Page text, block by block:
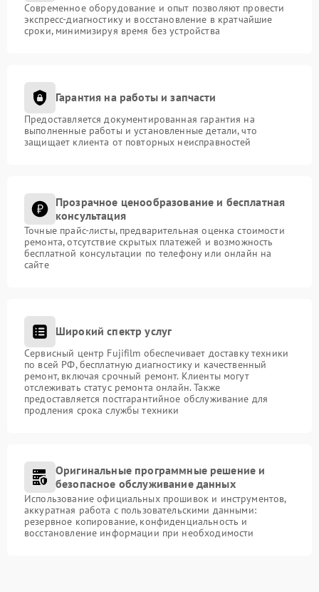
Современное оборудование и опыт позволяют провести
экспресс-диагностику и восстановление в кратчайшие
сроки, минимизируя время без устройства
Гарантия на работы и запчасти
Предоставляется документированная гарантия на
выполненные работы и установленные детали, что
защищает клиента от повторных неисправностей
Прозрачное ценообразование и бесплатная
консультация
Точные прайс-листы, предварительная оценка стоимости
ремонта, отсутствие скрытых платежей и возможность
бесплатной консультации по телефону или онлайн на
сайте
Широкий спектр услуг
Сервисный центр Fujifilm обеспечивает доставку техники
по всей РФ, бесплатную диагностику и качественный
ремонт, включая срочный ремонт. Клиенты могут
отслеживать статус ремонта онлайн. Также
предоставляется постгарантийное обслуживание для
продления срока службы техники
Оригинальные программные решение и
безопасное обслуживание данных
Использование официальных прошивок и инструментов,
аккуратная работа с пользовательскими данными:
резервное копирование, конфиденциальность и
восстановление информации при необходимости